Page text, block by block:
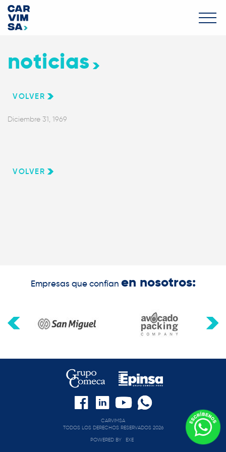
noticias
VOLVER
Diciembre 31, 1969
VOLVER
Empresas que confían en nosotros:
CARVIMSA
TODOS LOS DERECHOS RESERVADOS 2026
POWERED BY
EXE